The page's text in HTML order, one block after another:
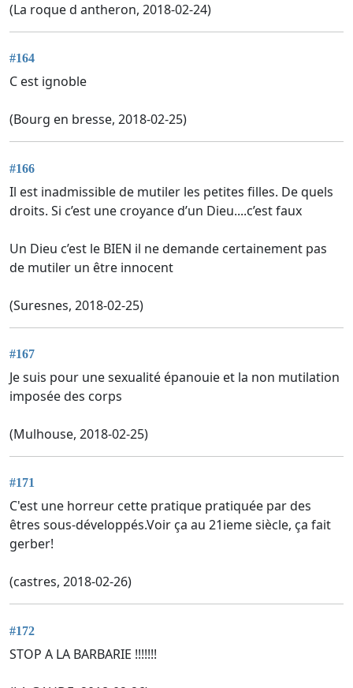
(La roque d antheron, 2018-02-24)
#164
C est ignoble
(Bourg en bresse, 2018-02-25)
#166
Il est inadmissible de mutiler les petites filles. De quels
droits. Si c’est une croyance d’un Dieu....c’est faux
Un Dieu c’est le BIEN il ne demande certainement pas
de mutiler un être innocent
(Suresnes, 2018-02-25)
#167
Je suis pour une sexualité épanouie et la non mutilation
imposée des corps
(Mulhouse, 2018-02-25)
#171
C'est une horreur cette pratique pratiquée par des
êtres sous-développés.Voir ça au 21ieme siècle, ça fait
gerber!
(castres, 2018-02-26)
#172
STOP A LA BARBARIE !!!!!!!